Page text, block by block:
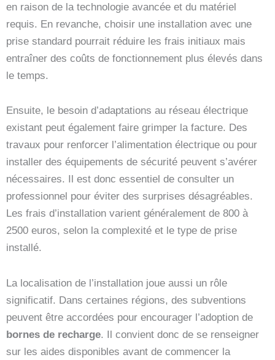
en raison de la technologie avancée et du matériel
requis. En revanche, choisir une installation avec une
prise standard pourrait réduire les frais initiaux mais
entraîner des coûts de fonctionnement plus élevés dans
le temps.
Ensuite, le besoin d’adaptations au réseau électrique
existant peut également faire grimper la facture. Des
travaux pour renforcer l’alimentation électrique ou pour
installer des équipements de sécurité peuvent s’avérer
nécessaires. Il est donc essentiel de consulter un
professionnel pour éviter des surprises désagréables.
Les frais d’installation varient généralement de 800 à
2500 euros, selon la complexité et le type de prise
installé.
La localisation de l’installation joue aussi un rôle
significatif. Dans certaines régions, des subventions
peuvent être accordées pour encourager l’adoption de
bornes de recharge. Il convient donc de se renseigner
sur les aides disponibles avant de commencer la